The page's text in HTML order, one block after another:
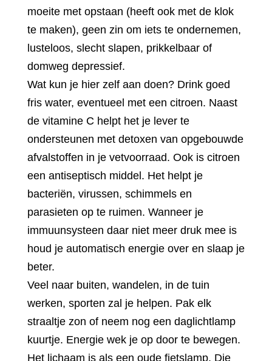
moeite met opstaan (heeft ook met de klok
te maken), geen zin om iets te ondernemen,
lusteloos, slecht slapen, prikkelbaar of
domweg depressief.
Wat kun je hier zelf aan doen? Drink goed
fris water, eventueel met een citroen. Naast
de vitamine C helpt het je lever te
ondersteunen met detoxen van opgebouwde
afvalstoffen in je vetvoorraad. Ook is citroen
een antiseptisch middel. Het helpt je
bacteriën, virussen, schimmels en
parasieten op te ruimen. Wanneer je
immuunsysteen daar niet meer druk mee is
houd je automatisch energie over en slaap je
beter.
Veel naar buiten, wandelen, in de tuin
werken, sporten zal je helpen. Pak elk
straaltje zon of neem nog een daglichtlamp
kuurtje. Energie wek je op door te bewegen.
Het lichaam is als een oude fietslamp. Die